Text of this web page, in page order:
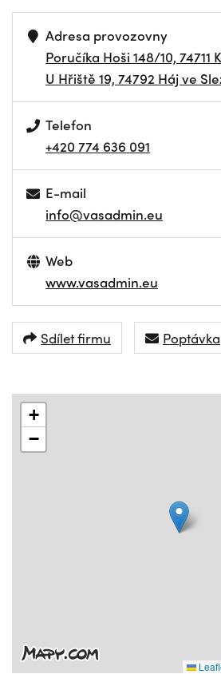
Adresa provozovny
Poručíka Hoši 148/10, 74711
U Hřiště 19, 74792 Háj ve
Telefon
+420 774 636 091
E-mail
info@vasadmin.eu
Web
www.vasadmin.eu
Sdílet firmu Poptávka
+
−